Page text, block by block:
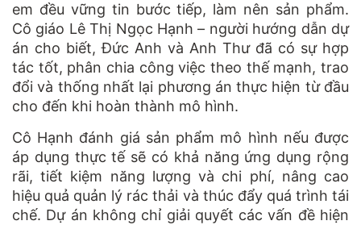
em đều vững tin bước tiếp, làm nên sản phẩm.
Cô giáo Lê Thị Ngọc Hạnh – người hướng dẫn dự
án cho biết, Đức Anh và Anh Thư đã có sự hợp
tác tốt, phân chia công việc theo thế mạnh, trao
đổi và thống nhất lại phương án thực hiện từ đầu
cho đến khi hoàn thành mô hình.
Cô Hạnh đánh giá sản phẩm mô hình nếu được
áp dụng thực tế sẽ có khả năng ứng dụng rộng
rãi, tiết kiệm năng lượng và chi phí, nâng cao
hiệu quả quản lý rác thải và thúc đẩy quá trình tái
chế. Dự án không chỉ giải quyết các vấn đề hiện